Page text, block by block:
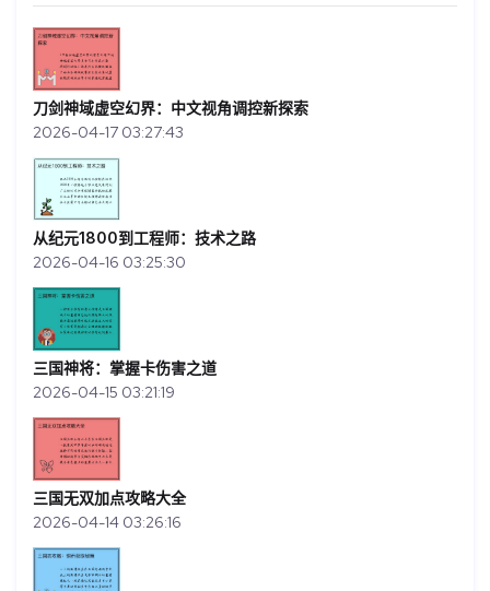
刀剑神域虚空幻界：中文视角调控新探索
2026-04-17 03:27:43
从纪元1800到工程师：技术之路
2026-04-16 03:25:30
三国神将：掌握卡伤害之道
2026-04-15 03:21:19
三国无双加点攻略大全
2026-04-14 03:26:16